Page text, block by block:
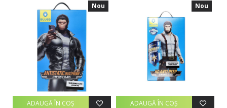
Nou
ADAUGĂ ÎN COŞ
Nou
ADAUGĂ ÎN COŞ